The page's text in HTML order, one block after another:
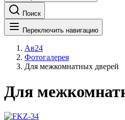
Поиск
Переключить навигацию
Ав24
Фотогалерея
Для межкомнатных дверей
Для